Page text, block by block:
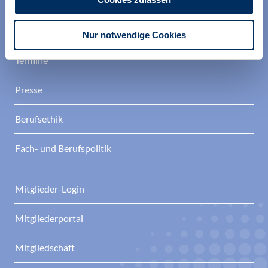
Nur notwendige Cookies
Termine
Presse
Berufsethik
Fach- und Berufspolitik
Mitglieder-Login
Mitgliederportal
Mitgliedschaft